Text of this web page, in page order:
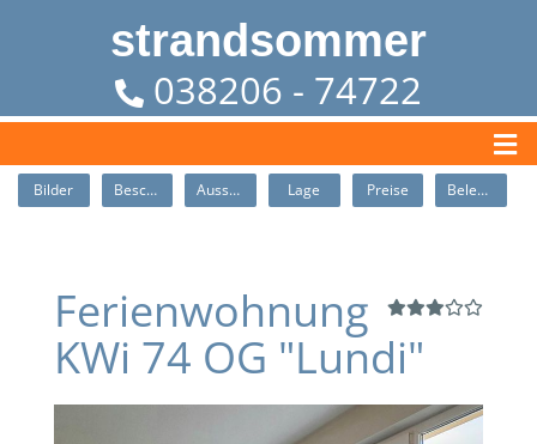
strandsommer
038206 - 74722
Bilder Beschreibung Ausstattung Lage Preise Belegung
Ferienwohnung
KWi 74 OG "Lundi"